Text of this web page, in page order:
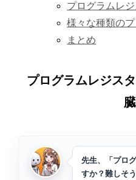
プログラムレ
様々な種類の
まとめ
プログラムレジス
先生、「プロ
すか？難しそ